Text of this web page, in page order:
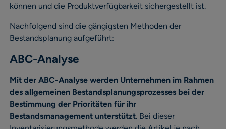
können und die Produktverfügbarkeit sichergestellt ist.
Nachfolgend sind die gängigsten Methoden der
Bestandsplanung aufgeführt:
ABC-Analyse
Mit der ABC-Analyse werden Unternehmen im Rahmen
des allgemeinen Bestandsplanungsprozesses bei der
Bestimmung der Prioritäten für ihr
Bestandsmanagement unterstützt. Bei dieser